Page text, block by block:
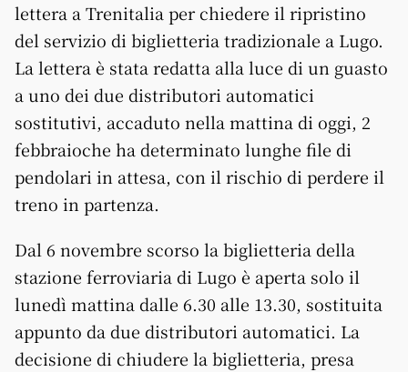
lettera a Trenitalia per chiedere il ripristino
del servizio di biglietteria tradizionale a Lugo.
La lettera è stata redatta alla luce di un guasto
a uno dei due distributori automatici
sostitutivi, accaduto nella mattina di oggi, 2
febbraioche ha determinato lunghe file di
pendolari in attesa, con il rischio di perdere il
treno in partenza.
Dal 6 novembre scorso la biglietteria della
stazione ferroviaria di Lugo è aperta solo il
lunedì mattina dalle 6.30 alle 13.30, sostituita
appunto da due distributori automatici. La
decisione di chiudere la biglietteria, presa